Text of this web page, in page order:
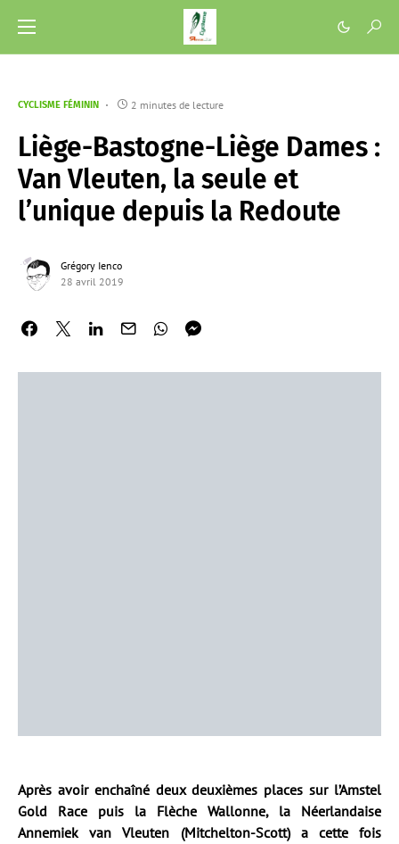
CYCLISME FÉMININ 2 minutes de lecture
Liège-Bastogne-Liège Dames :
Van Vleuten, la seule et
l’unique depuis la Redoute
Grégory Ienco
28 avril 2019
Après avoir enchaîné deux deuxièmes places sur l’Amstel
Gold Race puis la Flèche Wallonne, la Néerlandaise
Annemiek van Vleuten (Mitchelton-Scott) a cette fois